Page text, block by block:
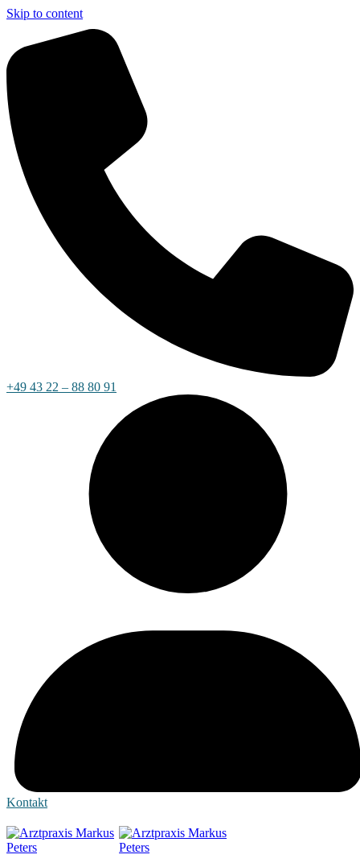
Skip to content
+49 43 22 – 88 80 91
Kontakt